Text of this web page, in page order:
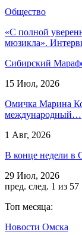
Общество
«С полной
мюзикла».
Сибирский
15 Июл, 2026
Омичка Марина
международный…
1 Авг, 2026
В конце недели в
29 Июл, 2026
пред. след. 1 из 57
Топ месяца:
Новости Омска